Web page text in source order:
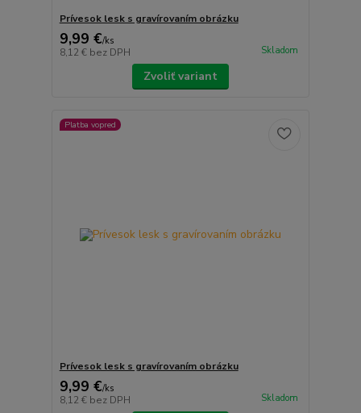
Prívesok lesk s gravírovaním obrázku
9,99 €/ks
8,12 € bez DPH Skladom
Zvoliť variant
Platba vopred
Prívesok lesk s gravírovaním obrázku
9,99 €/ks
8,12 € bez DPH Skladom